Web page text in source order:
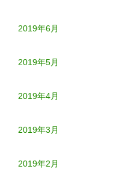
2019年6月
2019年5月
2019年4月
2019年3月
2019年2月